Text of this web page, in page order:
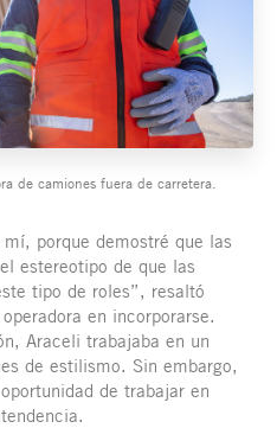
de camiones fuera de carretera.
porque demostré que las
estereotipo de que las
tipo de roles”, resaltó
en incorporarse.
Araceli trabajaba en un
de estilismo. Sin embargo,
de trabajar en